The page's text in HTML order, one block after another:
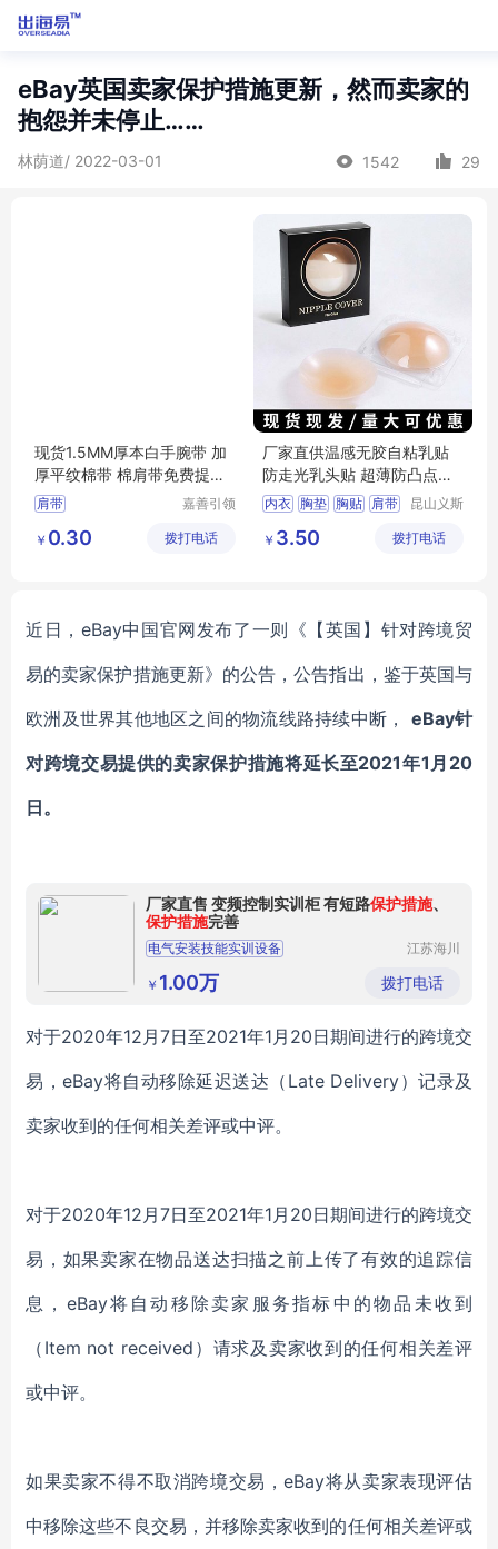
eBay英国卖家保护措施更新，然而卖家的
抱怨并未停止……
林荫道/ 2022-03-01 1542 29
现货1.5MM厚本白手腕带 加
厚平纹棉带 棉肩带免费提供
样品
肩带
嘉善引领
厂(普通
￥ 0.30 拨打电话
厂家直供温感无胶自粘乳贴
防走光乳头贴 超薄防凸点硅
胶固态胸贴
内衣 胸垫 胸贴 肩带
昆山义斯
限公司
￥ 3.50 拨打电话
近日， eBay中国官网发布了一则《【英国】针对跨境贸
易的卖家保护措施更新》的公告，公告指出，鉴于英国与
欧洲及世界其他地区之间的物流线路持续中断， eBay针
对跨境交易提供的卖家保护措施将延长至2021年1月20
日。
厂家直售 变频控制实训柜 有短路保护措施、
保护措施完善
电气安装技能实训设备
维修电工技师高级技师技能实训考核装置
初级维修电工及技能培训考核实训装置
江苏海川
有限公司
￥ 1.00万 拨打电话
对于2020年12月7日至2021年1月20日期间进行的跨境交
易，eBay将自动移除延迟送达（Late Delivery）记录及
卖家收到的任何相关差评或中评。
对于2020年12月7日至2021年1月20日期间进行的跨境交
易，如果卖家在物品送达扫描之前上传了有效的追踪信
息，eBay将自动移除卖家服务指标中的物品未收到
（Item not received）请求及卖家收到的任何相关差评
或中评。
如果卖家不得不取消跨境交易，eBay将从卖家表现评估
中移除这些不良交易，并移除卖家收到的任何相关差评或